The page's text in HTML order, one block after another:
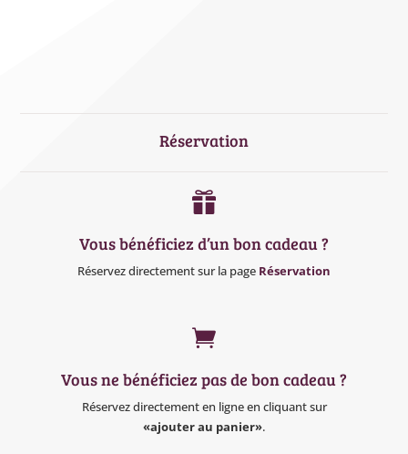
Réservation

Vous bénéficiez d’un bon cadeau ?
Réservez directement sur la page Réservation

Vous ne bénéficiez pas de bon cadeau ?
Réservez directement en ligne en cliquant sur
«ajouter au panier».